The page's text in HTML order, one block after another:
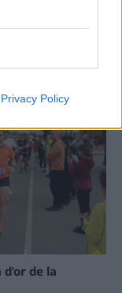
Privacy Policy
de la